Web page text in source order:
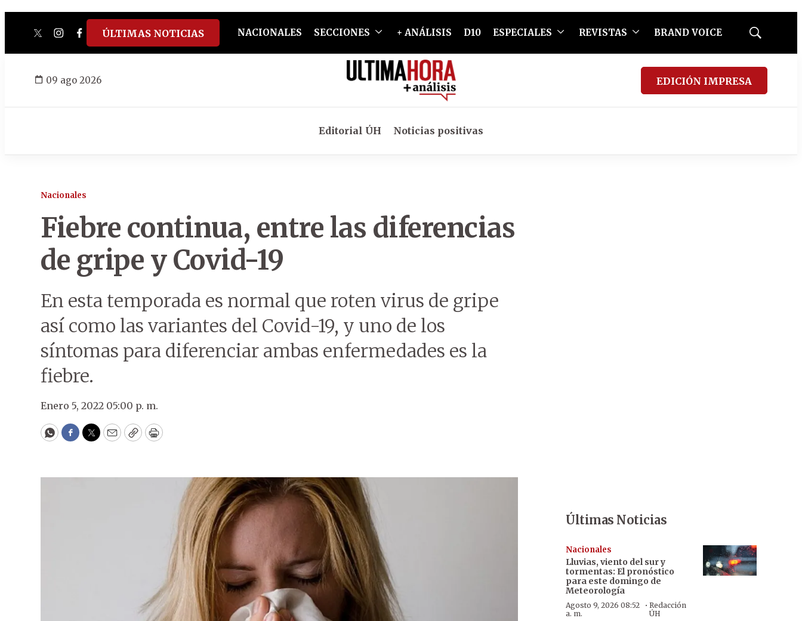
twitterinstagram
facebook
tiktokyoutube
spotify
ÚLTIMAS NOTICIAS NACIONALES SECCIONES + ANÁLISIS D10 ESPECIALES REVISTAS BRAND VOICE
Mostrar
09 ago 2026 EDICIÓN IMPRESA
Editorial ÚH Noticias positivas
Nacionales
Fiebre continua, entre las diferencias
de gripe y Covid-19
En esta temporada es normal que roten virus de gripe
así como las variantes del Covid-19, y uno de los
síntomas para diferenciar ambas enfermedades es la
fiebre.
Enero 5, 2022 05:00 p. m.
WhatsApp
Facebook
Twitter
EmailCopyPrint
Últimas Noticias
Nacionales
Lluvias, viento del sur y
tormentas: El pronóstico
para este domingo de
Meteorología
Agosto 9, 2026 08:52
a. m.
· Redacción
ÚH